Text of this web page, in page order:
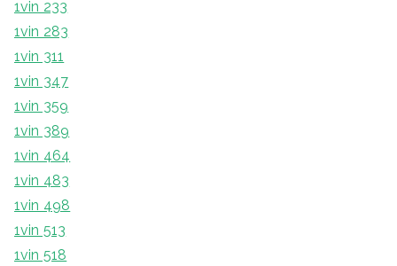
1vin 233
1vin 283
1vin 311
1vin 347
1vin 359
1vin 389
1vin 464
1vin 483
1vin 498
1vin 513
1vin 518